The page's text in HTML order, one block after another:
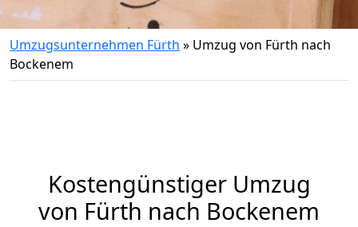
Umzugsunternehmen Fürth » Umzug von Fürth nach
Bockenem
Kostengünstiger Umzug
von Fürth nach Bockenem